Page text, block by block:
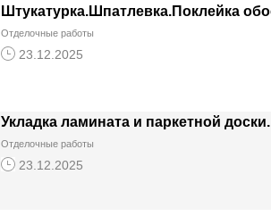
Штукатурка.Шпатлевка.Поклейка
Отделочные работы
23.12.2025
Укладка ламината и паркетной доски.
Отделочные работы
23.12.2025